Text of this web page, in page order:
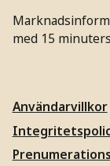
med 15
Användarvillkor